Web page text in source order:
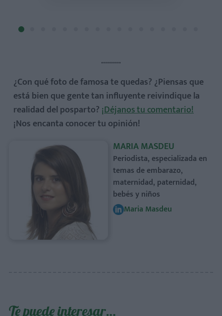
..........
¿Con qué foto de famosa te quedas? ¿Piensas que
está bien que gente tan influyente reivindique la
realidad del posparto? ¡Déjanos tu comentario!
¡Nos encanta conocer tu opinión!
MARIA MASDEU
Periodista, especializada en
temas de embarazo,
maternidad, paternidad,
bebés y niños
Maria Masdeu
Te puede interesar…